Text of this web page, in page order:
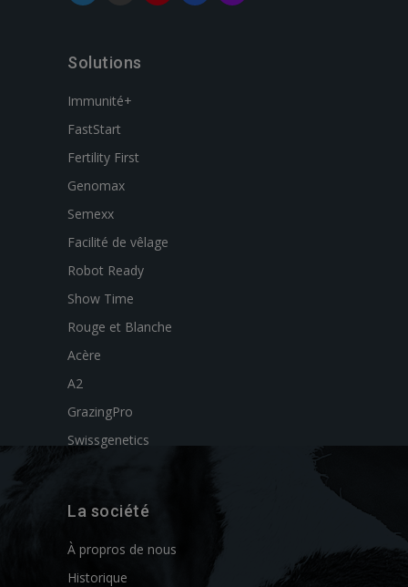
Solutions
Immunité+
FastStart
Fertility First
Genomax
Semexx
Facilité de vêlage
Robot Ready
Show Time
Rouge et Blanche
Acère
A2
GrazingPro
Swissgenetics
La société
À propros de nous
Historique